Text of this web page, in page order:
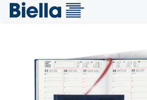
Cookie-Einstellungen